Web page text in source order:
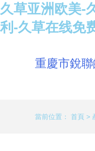
久草亚洲欧美-
利-久草在线免
重慶市銳
當前位置： 首頁 >